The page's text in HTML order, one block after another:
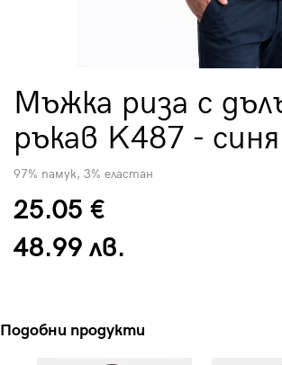
Мъжка риза с
ръкав K487 - синя
97% памук, 3% еластан
25.05 €
48.99 лв.
Подобни продукти